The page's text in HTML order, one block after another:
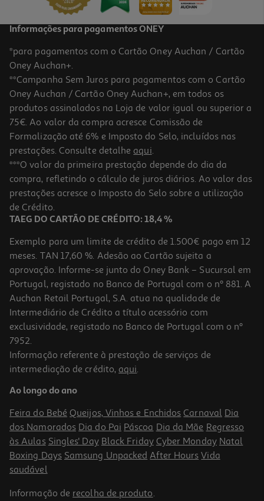
Informações para pagamentos ONEY
*para pagamentos com o Cartão Oney Auchan / Cartão
Oney Auchan+.
**Campanha Sem Juros para pagamentos com o Cartão
Oney Auchan / Cartão Oney Auchan+, em todos os
produtos assinalados na Loja de valor igual ou superior a
75€. Ao valor da compra acresce Comissão de
Formalização até 6% e Imposto do Selo, incluídos nas
prestações. Consulte detalhe aqui.
***O valor da primeira prestação depende do dia da
compra, refletindo o cálculo de juros diários. Ao valor das
prestações acresce o Imposto do Selo sobre a utilização
de Crédito.
TAEG DO CARTÃO DE CRÉDITO: 18,4 %
Exemplo para um limite de crédito de 1.500€ pago em 12
meses. TAN 17,60 %. Adesão ao Cartão sujeita a
aprovação. Informe-se junto do Oney Bank – Sucursal em
Portugal, registado no Banco de Portugal com o nº 881. A
Auchan Retail Portugal, S.A. atua na qualidade de
Intermediário de Crédito a título acessório com
exclusividade, registado no Banco de Portugal com o nº
7952.
Informação referente à prestação de serviços de
intermediação de crédito, aqui.
Ao longo do ano
Feira do Bebé Queijos, Vinhos e Enchidos Carnaval Dia
dos Namorados Dia do Pai Páscoa Dia da Mãe Regresso
às Aulas Singles' Day Black Friday Cyber Monday Natal
Boxing Days Samsung Unpacked After Hours Vida
saudável
Informação de recolha de produto.